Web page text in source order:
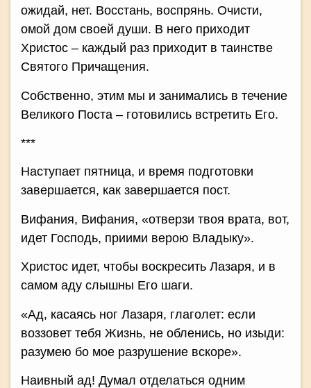
ожидай, нет. Восстань, воспрянь. Очисти,
омой дом своей души. В него приходит
Христос – каждый раз приходит в таинстве
Святого Причащения.
Собственно, этим мы и занимались в течение
Великого Поста – готовились встретить Его.
***
Наступает пятница, и время подготовки
завершается, как завершается пост.
Вифания, Вифания, «отверзи твоя врата, вот,
идет Господь, приими верою Владыку».
Христос идет, чтобы воскресить Лазаря, и в
самом аду слышны Его шаги.
«Ад, касаясь ног Лазаря, глаголет: если
воззовет тебя Жизнь, не обленись, но изыди:
разумею бо мое разрушение вскоре».
Наивный ад! Думал отделаться одним